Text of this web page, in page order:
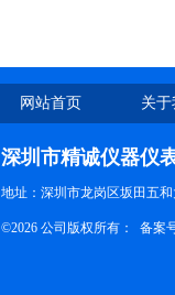
网站首页 关
深圳市精诚仪器仪
地址：深圳市龙岗区坂田五
©2026 公司版权所有： 备案